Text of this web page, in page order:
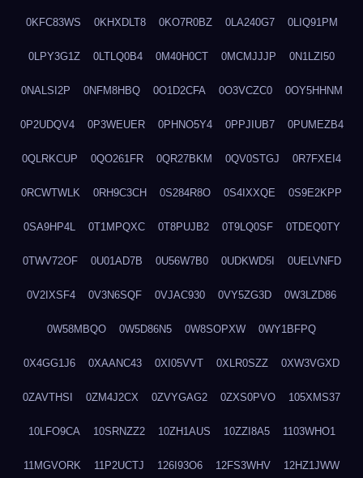
0KFC83WS 0KHXDLT8 0KO7R0BZ 0LA240G7 0LIQ91PM
0LPY3G1Z 0LTLQ0B4 0M40H0CT 0MCMJJJP 0N1LZI50
0NALSI2P 0NFM8HBQ 0O1D2CFA 0O3VCZC0 0OY5HHNM
0P2UDQV4 0P3WEUER 0PHNO5Y4 0PPJIUB7 0PUMEZB4
0QLRKCUP 0QO261FR 0QR27BKM 0QV0STGJ 0R7FXEI4
0RCWTWLK 0RH9C3CH 0S284R8O 0S4IXXQE 0S9E2KPP
0SA9HP4L 0T1MPQXC 0T8PUJB2 0T9LQ0SF 0TDEQ0TY
0TWV72OF 0U01AD7B 0U56W7B0 0UDKWD5I 0UELVNFD
0V2IXSF4 0V3N6SQF 0VJAC930 0VY5ZG3D 0W3LZD86
0W58MBQO 0W5D86N5 0W8SOPXW 0WY1BFPQ
0X4GG1J6 0XAANC43 0XI05VVT 0XLR0SZZ 0XW3VGXD
0ZAVTHSI 0ZM4J2CX 0ZVYGAG2 0ZXS0PVO 105XMS37
10LFO9CA 10SRNZZ2 10ZH1AUS 10ZZI8A5 1103WHO1
11MGVORK 11P2UCTJ 126I93O6 12FS3WHV 12HZ1JWW